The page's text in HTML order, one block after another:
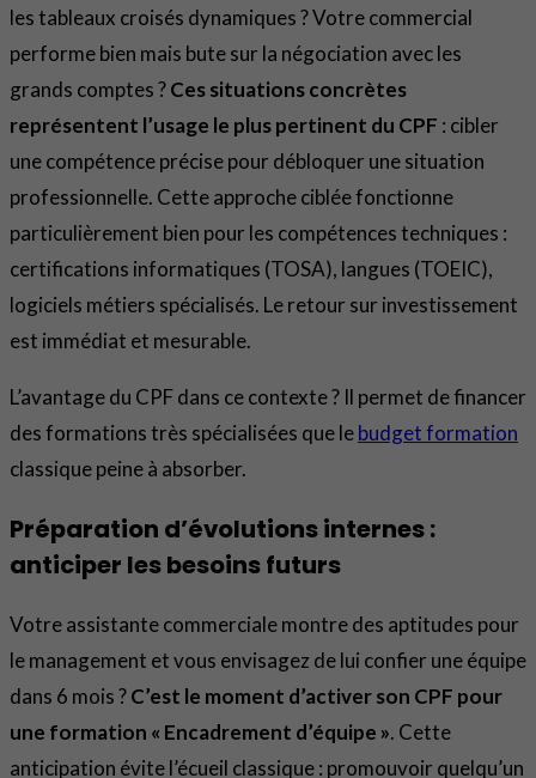
les tableaux croisés dynamiques ? Votre commercial
performe bien mais bute sur la négociation avec les
grands comptes ?Ces situations concrètes
représentent l’usage le plus pertinent du CPF : cibler
une compétence précise pour débloquer une situation
professionnelle. Cette approche ciblée fonctionne
particulièrement bien pour les compétences techniques :
certifications informatiques (TOSA), langues (TOEIC),
logiciels métiers spécialisés. Le retour sur investissement
est immédiat et mesurable.
L’avantage du CPF dans ce contexte ? Il permet de financer
des formations très spécialisées que lebudget formation
classique peine à absorber.
Préparation d’évolutions internes :
anticiper les besoins futurs
Votre assistante commerciale montre des aptitudes pour
le management et vous envisagez de lui confier une équipe
dans 6 mois ?C’est le moment d’activer son CPF pour
une formation « Encadrement d’équipe ». Cette
anticipation évite l’écueil classique : promouvoir quelqu’un